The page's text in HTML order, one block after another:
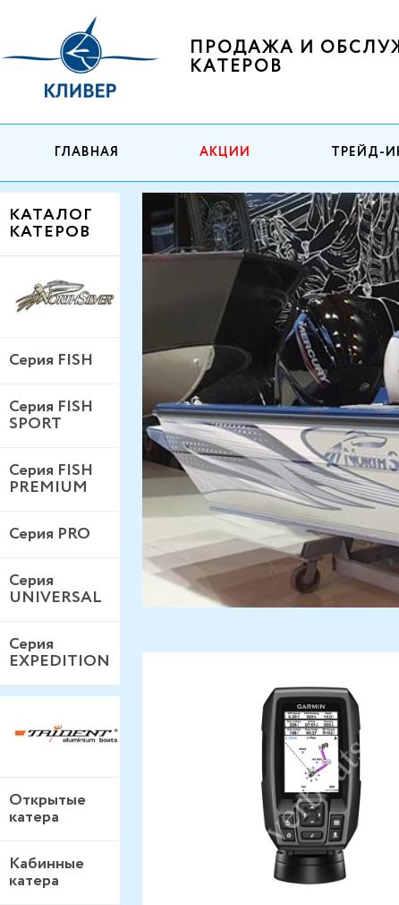
ПРОДАЖА И
КАТЕРОВ
ГЛАВНАЯ АКЦИИ ТРЕЙД-
КАТАЛОГ
КАТЕРОВ
Серия FISH
Серия FISH
SPORT
Серия FISH
PREMIUM
Серия PRO
Серия
UNIVERSAL
Серия
EXPEDITION
Открытые
катера
Кабинные
катера